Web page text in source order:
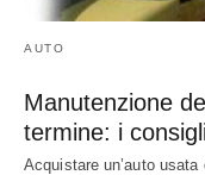
AUTO
Manutenzione
termine: i
Acquistare un’auto